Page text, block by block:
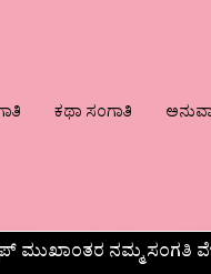
ಕಥಾ ಸಂಗಾತಿ
ಮುಖಾಂತರ ನಮ್ಮ ಸಂಗತಿ